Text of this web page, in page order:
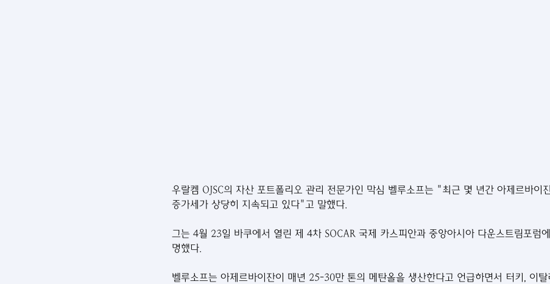
우랄켐 OJSC의 자산 포트폴리오 관리 전문가인 막심 벨루소프는 "최근 몇 년간 아제르바이
증가세가 상당히 지속되고 있다"고 말했다.
그는 4월 23일 바쿠에서 열린 제 4차 SOCAR 국제 카스피안과 중앙아시아 다운스트림포럼
명했다.
벨루소프는 아제르바이잔이 매년 25-30만 톤의 메탄올을 생산한다고 언급하면서 터키, 이탈